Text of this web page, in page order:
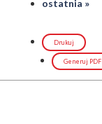
ostatnia »
Drukuj
Generuj PDF